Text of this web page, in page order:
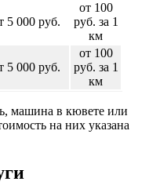
5 000 руб.
от 100
руб. за 1
км
5 000 руб.
от 100
руб. за 1
км
машина в кювете или
на них указана